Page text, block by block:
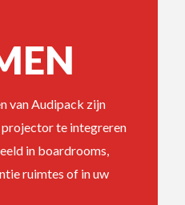
van Audipack zijn
projector te integreren
in boardrooms,
ruimtes of in uw